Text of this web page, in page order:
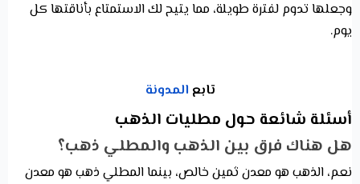
وجعلها تدوم لفترة طويلة، مما يتيح لك الاستمتاع بأناقتها كل
يوم.
تابع المدونة
أسئلة شائعة حول مطليات الذهب
هل هناك فرق بين الذهب والمطلي ذهب؟
نعم، الذهب هو معدن ثمين خالص، بينما المطلي ذهب هو معدن